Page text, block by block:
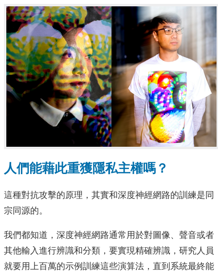
人們能藉此重獲隱私主權嗎？
這種對抗攻擊的原理，其實和深度神經網路的訓練是同
宗同源的。
我們都知道，深度神經網路通常用於對圖像、聲音或者
其他輸入進行辨識和分類，要實現精確辨識，研究人員
就要用上百萬的示例訓練這些演算法，直到系統最終能